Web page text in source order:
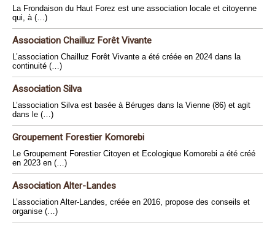
La Frondaison du Haut Forez est une association locale et citoyenne
qui, à (…)
Association Chailluz Forêt Vivante
L’association Chailluz Forêt Vivante a été créée en 2024 dans la
continuité (…)
Association Silva
L’association Silva est basée à Béruges dans la Vienne (86) et agit
dans le (…)
Groupement Forestier Komorebi
Le Groupement Forestier Citoyen et Ecologique Komorebi a été créé
en 2023 en (…)
Association Alter-Landes
L’association Alter-Landes, créée en 2016, propose des conseils et
organise (…)